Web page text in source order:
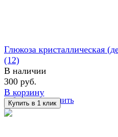
избранное сравнить
Глюкоза кристаллическая
(12)
В наличии
300 руб.
В корзину